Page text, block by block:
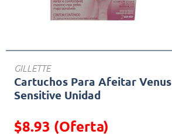
GILLETTE
Cartuchos Para Afeitar Venus
Sensitive Unidad
$8.93 (Oferta)